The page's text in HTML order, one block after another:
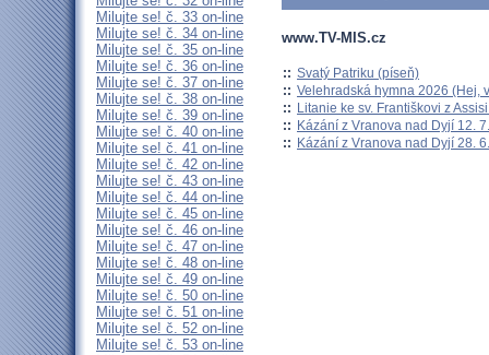
Milujte se! č. 33 on-line
Milujte se! č. 34 on-line
Milujte se! č. 35 on-line
Milujte se! č. 36 on-line
Milujte se! č. 37 on-line
Milujte se! č. 38 on-line
Milujte se! č. 39 on-line
Milujte se! č. 40 on-line
Milujte se! č. 41 on-line
Milujte se! č. 42 on-line
Milujte se! č. 43 on-line
Milujte se! č. 44 on-line
Milujte se! č. 45 on-line
Milujte se! č. 46 on-line
Milujte se! č. 47 on-line
Milujte se! č. 48 on-line
Milujte se! č. 49 on-line
Milujte se! č. 50 on-line
Milujte se! č. 51 on-line
Milujte se! č. 52 on-line
Milujte se! č. 53 on-line
www.TV-MIS.cz
:: Svatý Patriku (píseň)
:: Velehradská hymna 2026 (Hej,
:: Litanie ke sv. Františkovi z
:: Kázání z Vranova nad Dyjí 12.
:: Kázání z Vranova nad Dyjí 28.